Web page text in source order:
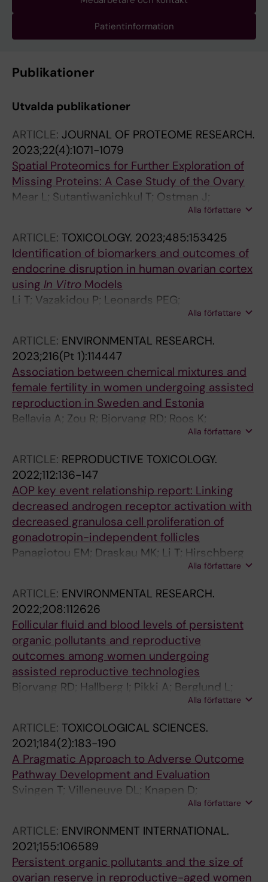
Patientinformation
Publikationer
Utvalda publikationer
ARTICLE: JOURNAL OF PROTEOME RESEARCH.
2023;22(4):1071-1079
Spatial Proteomics for Further Exploration of
Missing Proteins: A Case Study of the Ovary
Mear L; Sutantiwanichkul T; Ostman J;
Alla författare
ARTICLE: TOXICOLOGY. 2023;485:153425
Identification of biomarkers and outcomes of
endocrine disruption in human ovarian cortex
using In Vitro Models
Li T; Vazakidou P; Leonards PEG;
Damdimopoulos A; Panagiotou EM; Arnelo C;
Duursen M; Damdimopoulou P
Alla författare
ARTICLE: ENVIRONMENTAL RESEARCH.
2023;216(Pt 1):114447
Association between chemical mixtures and
female fertility in women undergoing assisted
reproduction in Sweden and Estonia
Bellavia A; Zou R; Bjorvang RD; Roos K;
Sjunnesson Y; Hallberg I; Holte J; Pikki A;
M; Van Duursen M; Vermeulen R; Salumets A;
Velthut-Meikas A; Damdimopoulou P
Alla författare
ARTICLE: REPRODUCTIVE TOXICOLOGY.
2022;112:136-147
AOP key event relationship report: Linking
decreased androgen receptor activation with
decreased granulosa cell proliferation of
gonadotropin-independent follicles
Panagiotou EM; Draskau MK; Li T; Hirschberg
Alla författare
ARTICLE: ENVIRONMENTAL RESEARCH.
2022;208:112626
Follicular fluid and blood levels of persistent
organic pollutants and reproductive
outcomes among women undergoing
assisted reproductive technologies
Bjorvang RD; Hallberg I; Pikki A; Berglund L;
Pedrelli M; Kiviranta H; Rantakokko P;
Holte J; Sjunnesson Y; Damdimopoulou P
Alla författare
ARTICLE: TOXICOLOGICAL SCIENCES.
2021;184(2):183-190
A Pragmatic Approach to Adverse Outcome
Pathway Development and Evaluation
Svingen T; Villeneuve DL; Knapen D;
Panagiotou EM; Draskau MK; Damdimopoulou
Alla författare
ARTICLE: ENVIRONMENT INTERNATIONAL.
2021;155:106589
Persistent organic pollutants and the size of
ovarian reserve in reproductive-aged women